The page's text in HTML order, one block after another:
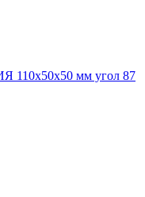
110х50х50 мм угол 87